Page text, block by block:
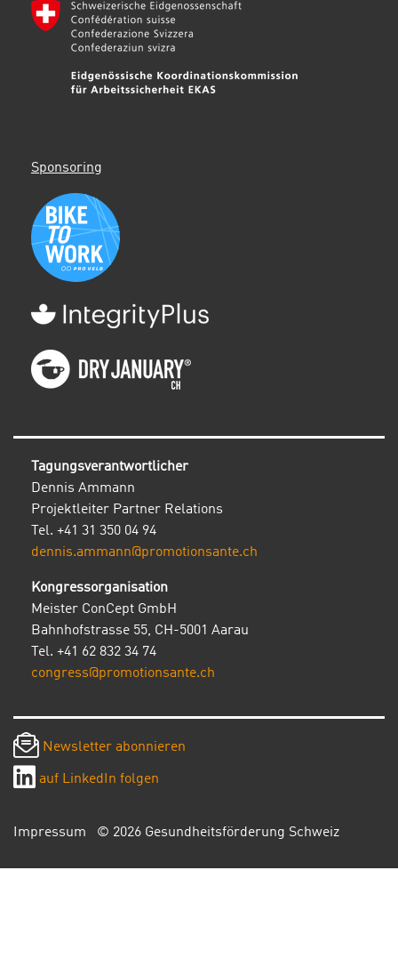
Sponsoring
Tagungsverantwortlicher
Dennis Ammann
Projektleiter Partner Relations
Tel. +41 31 350 04 94
dennis.ammann@promotionsante.ch
Kongressorganisation
Meister ConCept GmbH
Bahnhofstrasse 55, CH-5001 Aarau
Tel. +41 62 832 34 74
congress@promotionsante.ch
Newsletter abonnieren
auf LinkedIn folgen
Impressum © 2026 Gesundheitsförderung Schweiz